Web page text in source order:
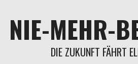
InhaltNIE-MEHR-
DIE ZUKUNFT FÄHRT